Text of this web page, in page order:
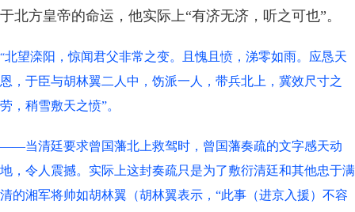
于北方皇帝的命运，他实际上“有济无济，听之可也”。
“北望滦阳，惊闻君父非常之变。且愧且愤，涕零如雨。应恳天
恩，于臣与胡林翼二人中，饬派一人，带兵北上，冀效尺寸之
劳，稍雪敷天之愤”。
——当清廷要求曾国藩北上救驾时，曾国藩奏疏的文字感天动
地，令人震撼。实际上这封奏疏只是为了敷衍清廷和其他忠于满
清的湘军将帅如胡林翼（胡林翼表示，“此事（进京入援）不容